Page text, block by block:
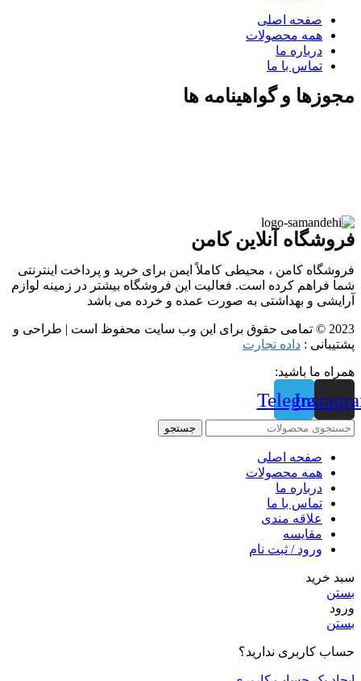
صفحه اصلی
همه محصولات
درباره ما
تماس با ما
مجوزها و گواهینامه ها
فروشگاه آنلاین کامن
فروشگاه کامن ، محیطی کاملاً ایمن برای خرید و پرداخت اینترنتی
شما فراهم کرده است. فعالیت این فروشگاه بیشتر در زمینه لوازم
آرایشی و بهداشتی به صورت عمده و خرده می باشد
2023 © تمامی حقوق برای این وب سایت محفوظ است | طراحی و
پشتیبانی : داده تجارت
همراه ما باشید:
Telegram
جستجو
صفحه اصلی
همه محصولات
درباره ما
تماس با ما
علاقه مندی
مقايسه
ورود / ثبت نام
سبد خرید
بستن
ورود
بستن
حساب کاربری ندارید؟